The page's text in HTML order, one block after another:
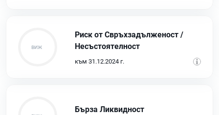
Риск от Свръхзадълженост /
Несъстоятелност
към 31.12.2024 г.
Бърза Ликвидност